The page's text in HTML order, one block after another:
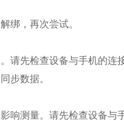
绑，再次尝试。
请先检查设备与手机的连
步数据。
响测量。请先检查设备与